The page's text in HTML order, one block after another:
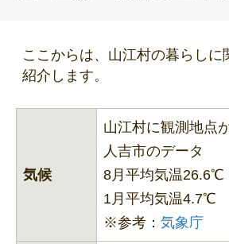
ここからは、山江村の暮らしに
紹介します。
気候
山江村に観測地点
人吉市のデータ
8月平均気温26.6℃
1月平均気温4.7℃
※参考： 気象庁